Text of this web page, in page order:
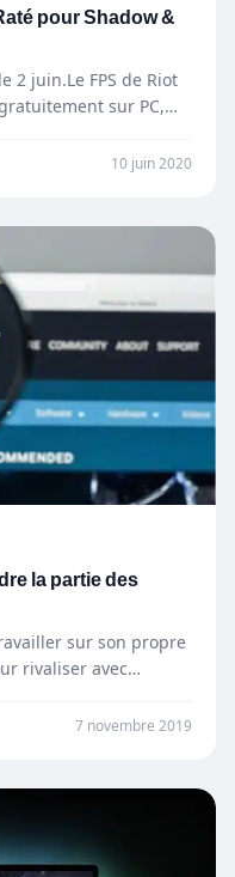
pour Shadow &
2 juin.Le FPS de Riot
sur PC,
10 juin 2020
la partie des
sur son propre
rivaliser avec…
7 novembre 2019